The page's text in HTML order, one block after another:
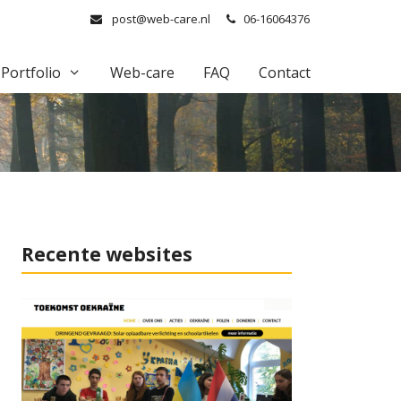
post@web-care.nl 06-16064376
Portfolio Web-care FAQ Contact
Recente websites